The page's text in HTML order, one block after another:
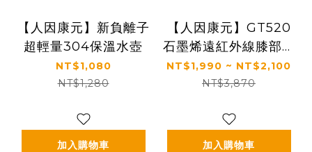
【人因康元】新負離子
超輕量304保溫水壺
NT$1,080
NT$1,280
加入購物車
【人因康元】GT520
石墨烯遠紅外線膝部溫
熱帶 +SSS4802陶瓷
水壺粉紅
NT$1,990 ~ NT$2,100
NT$3,870
加入購物車